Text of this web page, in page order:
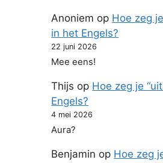
Anoniem op Hoe zeg
in het Engels?
22 juni 2026
Mee eens!
Thijs op Hoe zeg je
Engels?
4 mei 2026
Aura?
Benjamin op Hoe zeg